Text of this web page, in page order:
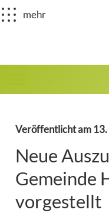
mehr
Veröffentlicht am
Neue
Gemeinde
vorgestellt